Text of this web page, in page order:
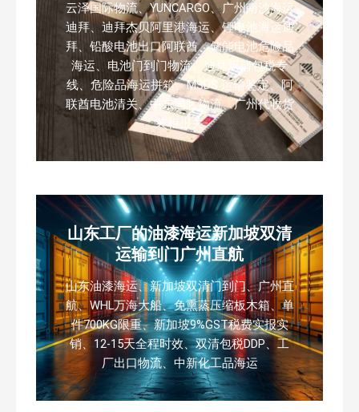
云泽国际物流、YUNCARGO、广州南沙海运
迪拜、迪拜杰贝阿里港海运、锂电池海运迪
拜、铅酸电池出口阿联酋、储能电池危险品
海运、电池门到门物流、迪拜双清包税专
线、危险品海运拼箱、MSDS 运输鉴定、阿
联酋电池清关、中东国际物流、广州代收货
装柜报关
山东工厂的油漆海运新加坡双清
运输到门广州直航
山东油漆海运、新加坡双清门到门、广州直
航、WHL万海大船、免熏蒸压缩板木箱、单
件700KG限重、新加坡9%GST税费实报实
销、12-15天全程时效、双清包税DDP、工
厂出口物流、中新化工品海运